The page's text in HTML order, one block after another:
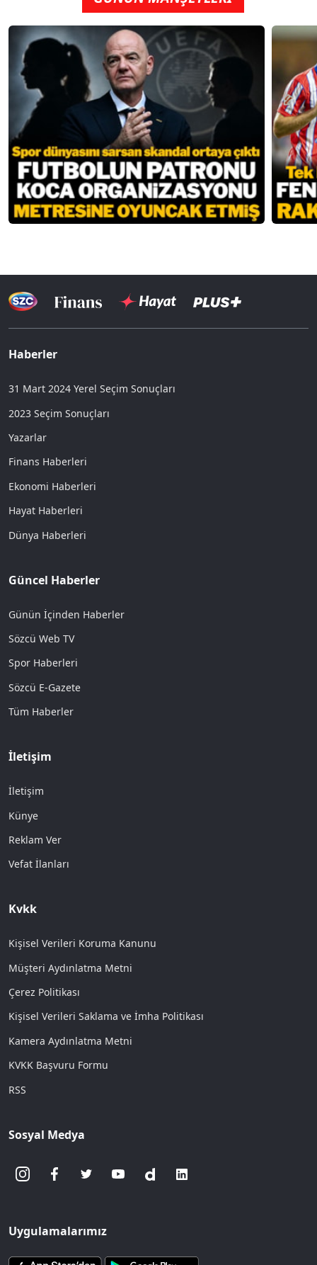
Haberler
31 Mart 2024 Yerel Seçim Sonuçları
2023 Seçim Sonuçları
Yazarlar
Finans Haberleri
Ekonomi Haberleri
Hayat Haberleri
Dünya Haberleri
Güncel Haberler
Günün İçinden Haberler
Sözcü Web TV
Spor Haberleri
Sözcü E-Gazete
Tüm Haberler
İletişim
İletişim
Künye
Reklam Ver
Vefat İlanları
Kvkk
Kişisel Verileri Koruma Kanunu
Müşteri Aydınlatma Metni
Çerez Politikası
Kişisel Verileri Saklama ve İmha Politikası
Kamera Aydınlatma Metni
KVKK Başvuru Formu
RSS
Sosyal Medya
Uygulamalarımız